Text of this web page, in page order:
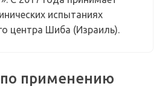
испытаниях
центра Шиба (Израиль).
применению